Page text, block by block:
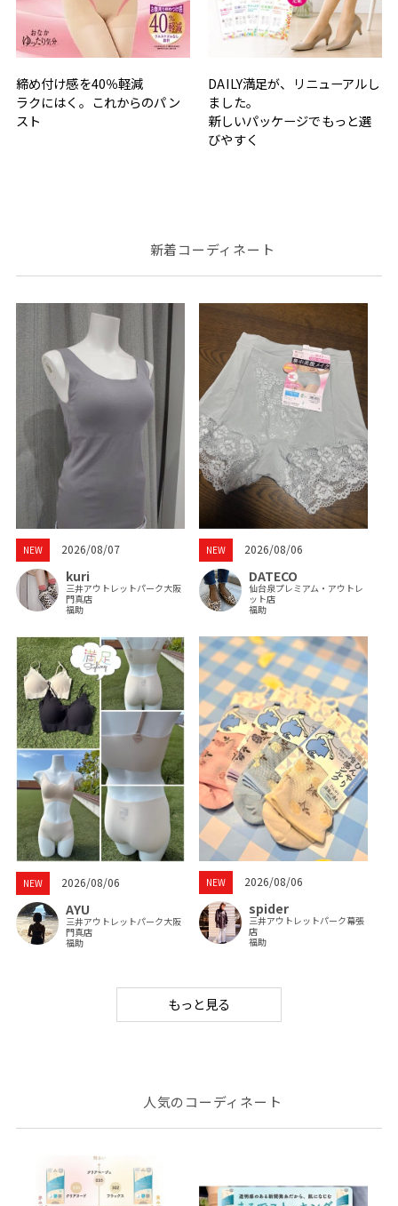
締め付け感を40％軽減
ラクにはく。これからのパン
スト
DAILY満足が、リニューアルし
ました。
新しいパッケージでもっと選
びやすく
新着コーディネート
NEW 2026/08/07
kuri
三井アウトレットパーク大阪
門真店
福助
NEW 2026/08/06
DATECO
仙台泉プレミアム・アウトレ
ット店
福助
NEW 2026/08/06
AYU
三井アウトレットパーク大阪
門真店
福助
NEW 2026/08/06
spider
三井アウトレットパーク幕張
店
福助
もっと見る
人気のコーディネート